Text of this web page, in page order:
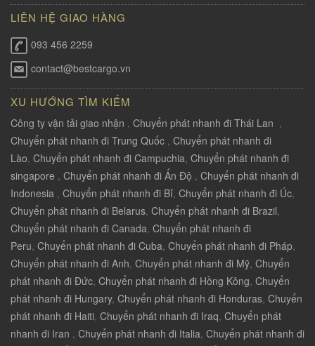
LIÊN HỆ GIAO HÀNG
093 456 2259
contact@bestcargo.vn
XU HƯỚNG TÌM KIẾM
Công ty vận tải giao nhận , Chuyển phát nhanh đi Thái Lan ,
Chuyển phát nhanh đi Trung Quốc , Chuyển phát nhanh đi
Lào, Chuyển phát nhanh đi Campuchia, Chuyển phát nhanh đi
singapore , Chuyển phát nhanh đi Ấn Độ , Chuyển phát nhanh đi
Indonesia , Chuyển phát nhanh đi Bỉ, Chuyển phát nhanh đi Úc,
Chuyển phát nhanh đi Belarus, Chuyển phát nhanh đi Brazil,
Chuyển phát nhanh đi Canada, Chuyển phát nhanh đi
Peru, Chuyển phát nhanh đi Cuba, Chuyển phát nhanh đi Pháp,
Chuyển phát nhanh đi Anh, Chuyển phát nhanh đi Mỹ, Chuyển
phát nhanh đi Đức, Chuyển phát nhanh đi Hồng Kông, Chuyển
phát nhanh đi Hungary, Chuyển phát nhanh đi Honduras, Chuyển
phát nhanh đi Haiti, Chuyển phát nhanh đi Iraq, Chuyển phát
nhanh đi Iran , Chuyển phát nhanh đi Italia, Chuyển phát nhanh đi